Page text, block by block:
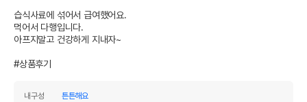
습식사료에 섞어서 급여했어요.
먹어서 다행입니다.
아프지말고 건강하게 지내자~
#상품후기
내구성
튼튼해요